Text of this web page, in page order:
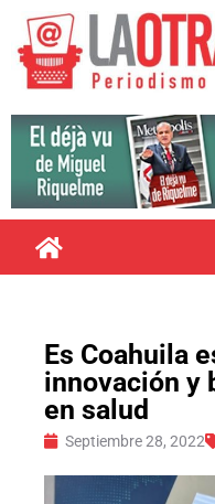
Es Coahuila
innovación y
en salud
Septiembre 28, 2022